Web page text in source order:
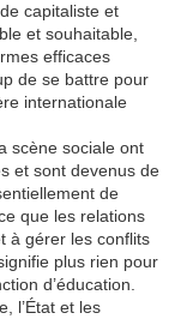
capitaliste et
et souhaitable,
efficaces
de se battre pour
internationale
scène sociale ont
et sont devenus de
de
que les relations
à gérer les conflits
plus rien pour
d’éducation.
l’État et les